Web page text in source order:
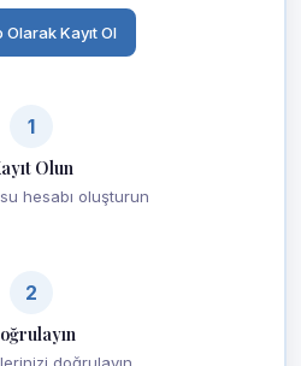
Olarak Kayıt Ol
1
Olun
hesabı oluşturun
2